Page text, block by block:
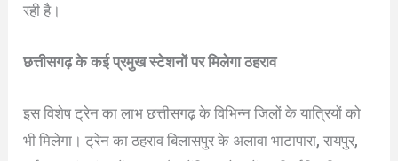
रही है।
छत्तीसगढ़ के कई प्रमुख स्टेशनों पर मिलेगा ठहराव
इस विशेष ट्रेन का लाभ छत्तीसगढ़ के विभिन्न जिलों के यात्रियों को
भी मिलेगा। ट्रेन का ठहराव बिलासपुर के अलावा भाटापारा, रायपुर,